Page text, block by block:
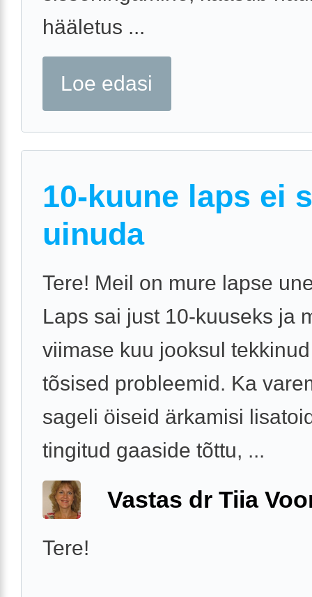
hääletus ...
Loe edasi
10-kuune laps ei
uinuda
Tere! Meil on mure lapse
Laps sai just 10-kuuseks ja
viimase kuu jooksul
tõsised probleemid. Ka
sageli öiseid ärkamisi
tingitud gaaside tõttu, ...
Vastas dr Tiia
Tere!